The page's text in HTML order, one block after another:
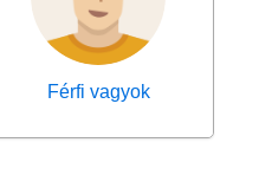
Férfi vagyok